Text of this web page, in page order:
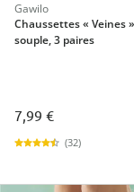
Gawilo
Chaussettes « Veines
souple, 3 paires
7,99 €
(32)